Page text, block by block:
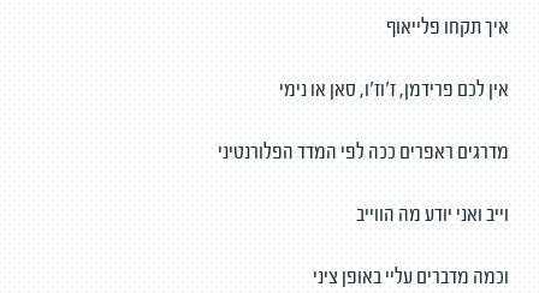
איך תקחו פלייאוף
אין לכם פרידמן, ז'וז'ו, סאן או נימי
מדרגים ראפרים ככה לפי המדד הפלורנטיני
וייב ואני יודע מה הווייב
וכמה מדברים עליי באופן ציני